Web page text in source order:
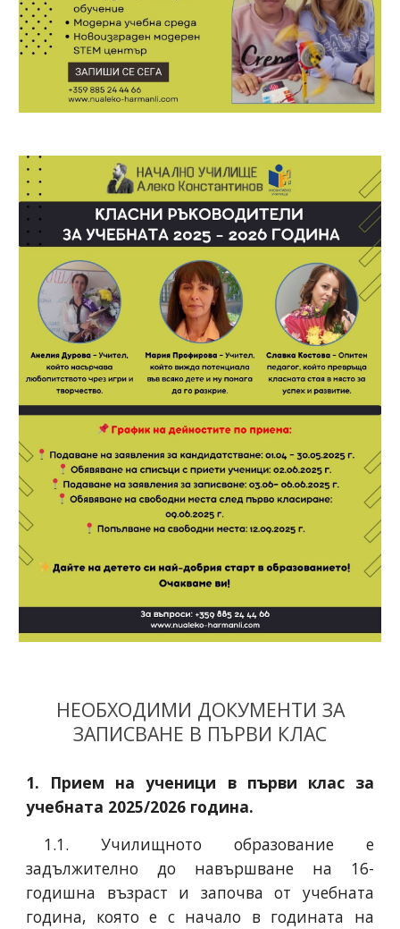
НЕОБХОДИМИ ДОКУМЕНТИ ЗА
ЗАПИСВАНЕ В ПЪРВИ КЛАС
1. Прием на ученици в първи клас за
учебната 2025/2026 година.
1.1. Училищното образование е
задължително до навършване на 16-
годишна възраст и започва от учебната
година, която е с начало в годината на